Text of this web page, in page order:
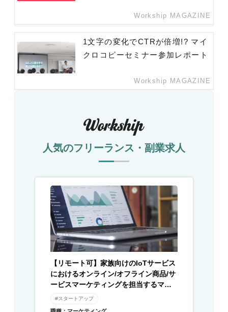
Workship MAGAZINE
1文字の変化でCTRが倍増!? マイ
クロコピーセミナー参加レポート
Workship MAGAZINE
人気のフリーランス・副業求人
【リモート可】家族向けのIoTサービス
におけるオンライン/オフライン商品/サ
ービスマーケティングを担当するマー
ケターを募集
#スタートアップ